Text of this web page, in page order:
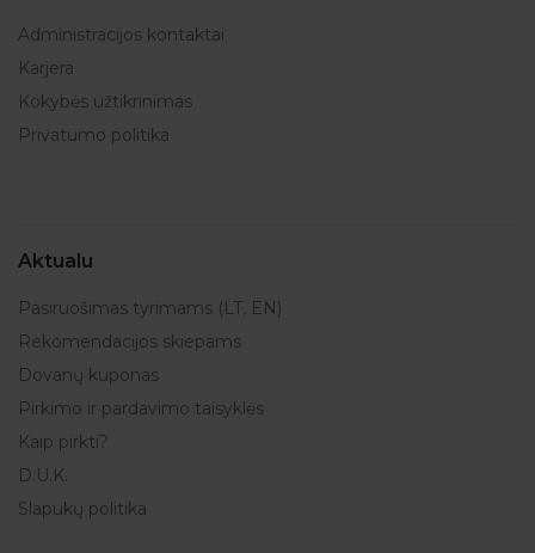
Administracijos kontaktai
Karjera
Kokybės užtikrinimas
Privatumo politika
Aktualu
Pasiruošimas tyrimams (LT, EN)
Rekomendacijos skiepams
Dovanų kuponas
Pirkimo ir pardavimo taisyklės
Kaip pirkti?
D.U.K.
Slapukų politika